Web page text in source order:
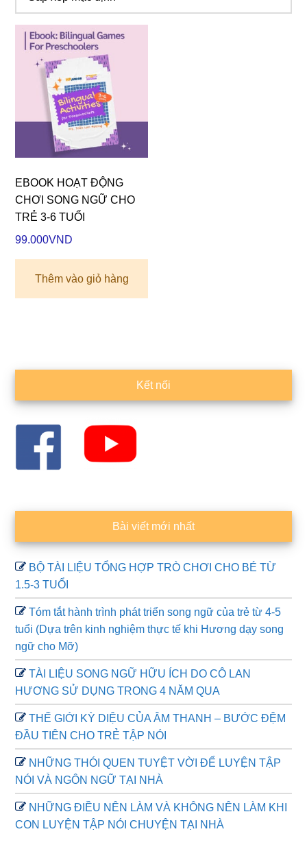
EBOOK HOẠT ĐỘNG
CHƠI SONG NGỮ CHO
TRẺ 3-6 TUỔI
99.000VND
Thêm vào giỏ hàng
chính
Kết nối
Bài viết mới nhất
BỘ TÀI LIỆU TỔNG HỢP TRÒ CHƠI CHO BÉ TỪ
1.5-3 TUỔI
Tóm tắt hành trình phát triển song ngữ của trẻ từ 4-5
tuổi (Dựa trên kinh nghiệm thực tế khi Hương dạy song
ngữ cho Mỡ)
TÀI LIỆU SONG NGỮ HỮU ÍCH DO CÔ LAN
HƯƠNG SỬ DỤNG TRONG 4 NĂM QUA
THẾ GIỚI KỲ DIỆU CỦA ÂM THANH – BƯỚC ĐỆM
ĐẦU TIÊN CHO TRẺ TẬP NÓI
NHỮNG THÓI QUEN TUYỆT VỜI ĐỂ LUYỆN TẬP
NÓI VÀ NGÔN NGỮ TẠI NHÀ
NHỮNG ĐIỀU NÊN LÀM VÀ KHÔNG NÊN LÀM KHI
CON LUYỆN TẬP NÓI CHUYỆN TẠI NHÀ